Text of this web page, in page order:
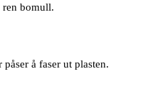
ren bomull.
å faser ut plasten.